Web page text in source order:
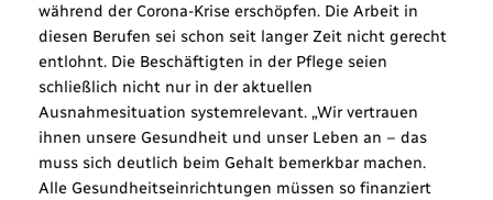
während der Corona-Krise erschöpfen. Die Arbeit in
diesen Berufen sei schon seit langer Zeit nicht gerecht
entlohnt. Die Beschäftigten in der Pflege seien
schließlich nicht nur in der aktuellen
Ausnahmesituation systemrelevant. „Wir vertrauen
ihnen unsere Gesundheit und unser Leben an – das
muss sich deutlich beim Gehalt bemerkbar machen.
Alle Gesundheitseinrichtungen müssen so finanziert